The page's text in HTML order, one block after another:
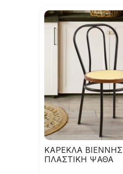
ΚΑΡΕΚΛΑ
ΠΛΑΣΤΙΚΗ ΨΑΘΑ